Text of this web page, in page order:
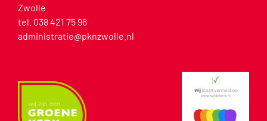
Zwolle
tel. 038 421 75 96
administratie@pknzwolle.nl